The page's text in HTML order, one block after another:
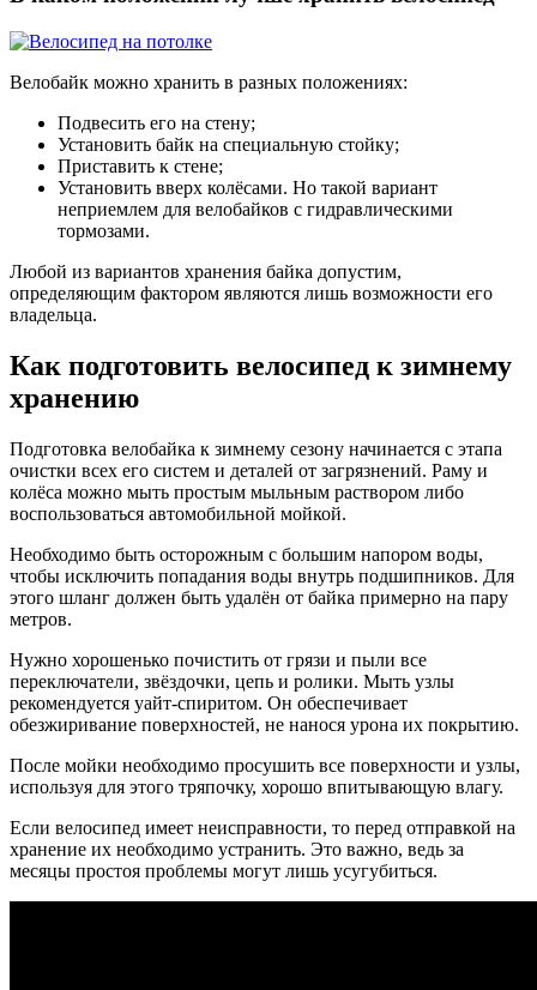
Велобайк можно хранить в разных положениях:
Подвесить его на стену;
Установить байк на специальную стойку;
Приставить к стене;
Установить вверх колёсами. Но такой вариант
неприемлем для велобайков с гидравлическими
тормозами.
Любой из вариантов хранения байка допустим,
определяющим фактором являются лишь возможности его
владельца.
Как подготовить велосипед к зимнему
хранению
Подготовка велобайка к зимнему сезону начинается с этапа
очистки всех его систем и деталей от загрязнений. Раму и
колёса можно мыть простым мыльным раствором либо
воспользоваться автомобильной мойкой.
Необходимо быть осторожным с большим напором воды,
чтобы исключить попадания воды внутрь подшипников. Для
этого шланг должен быть удалён от байка примерно на пару
метров.
Нужно хорошенько почистить от грязи и пыли все
переключатели, звёздочки, цепь и ролики. Мыть узлы
рекомендуется уайт-спиритом. Он обеспечивает
обезжиривание поверхностей, не нанося урона их покрытию.
После мойки необходимо просушить все поверхности и узлы,
используя для этого тряпочку, хорошо впитывающую влагу.
Если велосипед имеет неисправности, то перед отправкой на
хранение их необходимо устранить. Это важно, ведь за
месяцы простоя проблемы могут лишь усугубиться.